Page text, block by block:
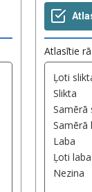
Atlasītie